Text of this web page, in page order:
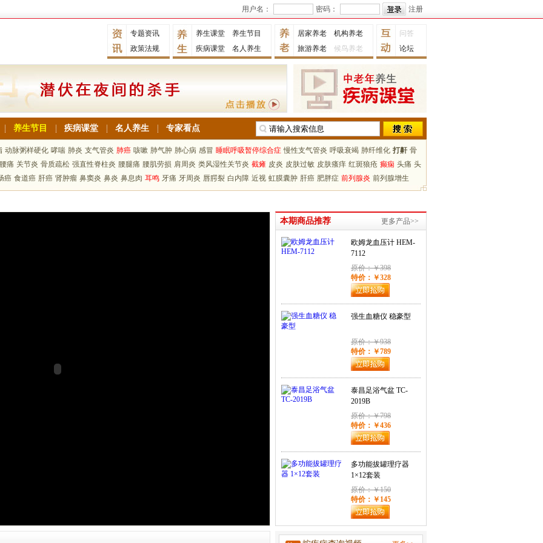
用户名： 密码： 注册
专题资讯
政策法规
养生课堂
养生节目
疾病课堂
名人养生
居家养老
机构养老
旅游养老
候鸟养老
问答
论坛
养生节目 疾病课堂 名人养生 专家看点
动脉粥样硬化 哮喘 肺炎 支气管炎 肺癌 咳嗽 肺气肿 肺心病 感冒 睡眠呼吸暂停综合症 慢性支气管炎 呼吸衰竭 肺纤维化 打鼾 骨
腰痛 关节炎 骨质疏松 强直性脊柱炎 腰腿痛 腰肌劳损 肩周炎 类风湿性关节炎 截瘫 皮炎 皮肤过敏 皮肤瘙痒 红斑狼疮 癫痫 头痛 头
癌 食道癌 肝癌 肾肿瘤 鼻窦炎 鼻炎 鼻息肉 耳鸣 牙痛 牙周炎 唇腭裂 白内障 近视 虹膜囊肿 肝癌 肥胖症 前列腺炎 前列腺增生
本期商品推荐 更多产品>>
欧姆龙血压计 HEM-
7112
原价：￥398
特价：￥328
强生血糖仪 稳豪型
原价：￥938
特价：￥789
泰昌足浴气盆 TC-
2019B
原价：￥798
特价：￥436
多功能拔罐理疗器
1×12套装
原价：￥150
特价：￥145
家用制氧机经典款